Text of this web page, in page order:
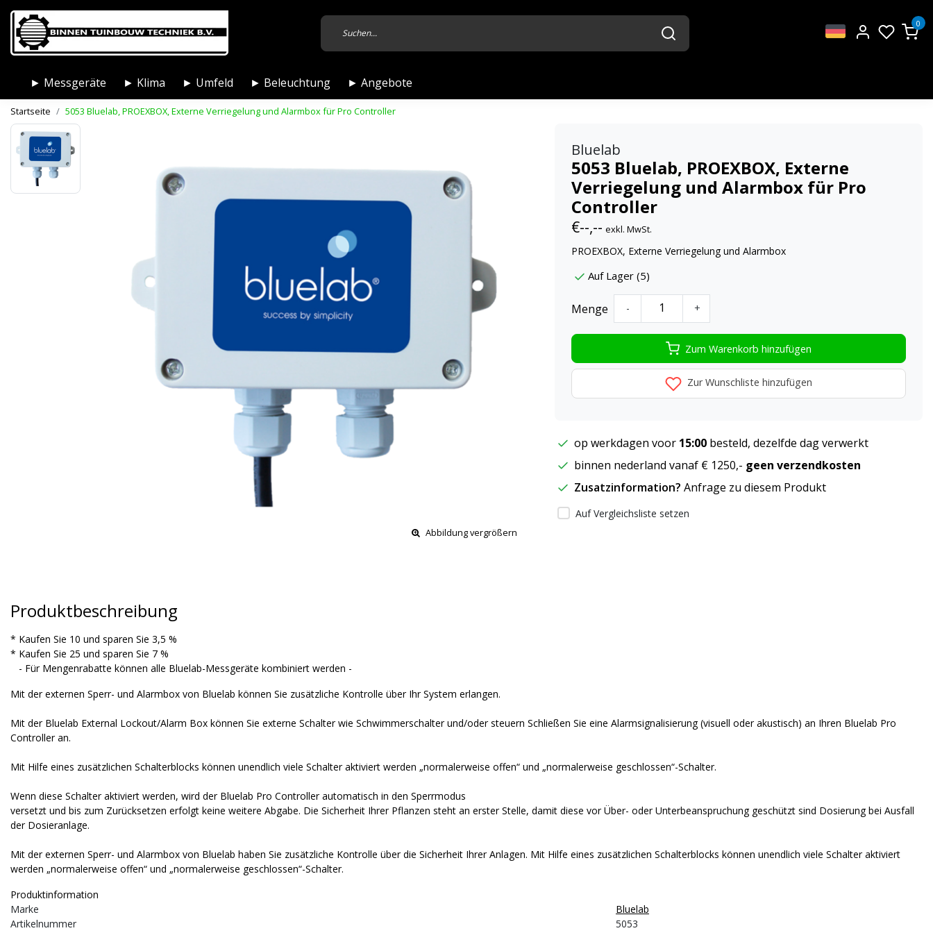
0
► Messgeräte ► Klima ► Umfeld ► Beleuchtung ► Angebote
Startseite 5053 Bluelab, PROEXBOX, Externe Verriegelung und Alarmbox für Pro Controller
Abbildung vergrößern
Bluelab
5053 Bluelab, PROEXBOX, Externe
Verriegelung und Alarmbox für Pro
Controller
€--,-- exkl. MwSt.
PROEXBOX, Externe Verriegelung und Alarmbox
Auf Lager (5)
Menge - +
Zum Warenkorb hinzufügen
Zur Wunschliste hinzufügen
op werkdagen voor 15:00 besteld, dezelfde dag verwerkt
binnen nederland vanaf € 1250,- geen verzendkosten
Zusatzinformation? Anfrage zu diesem Produkt
Auf Vergleichsliste setzen
Produktbeschreibung
* Kaufen Sie 10 und sparen Sie 3,5 %
* Kaufen Sie 25 und sparen Sie 7 %
- Für Mengenrabatte können alle Bluelab-Messgeräte kombiniert werden -
Mit der externen Sperr- und Alarmbox von Bluelab können Sie zusätzliche Kontrolle über Ihr System erlangen.
Mit der Bluelab External Lockout/Alarm Box können Sie externe Schalter wie Schwimmerschalter und/oder steuern Schließen Sie eine Alarmsignalisierung (visuell oder akustisch) an Ihren Bluelab Pro
Controller an.
Mit Hilfe eines zusätzlichen Schalterblocks können unendlich viele Schalter aktiviert werden „normalerweise offen“ und „normalerweise geschlossen“-Schalter.
Wenn diese Schalter aktiviert werden, wird der Bluelab Pro Controller automatisch in den Sperrmodus
versetzt und bis zum Zurücksetzen erfolgt keine weitere Abgabe. Die Sicherheit Ihrer Pflanzen steht an erster Stelle, damit diese vor Über- oder Unterbeanspruchung geschützt sind Dosierung bei Ausfall
der Dosieranlage.
Mit der externen Sperr- und Alarmbox von Bluelab haben Sie zusätzliche Kontrolle über die Sicherheit Ihrer Anlagen. Mit Hilfe eines zusätzlichen Schalterblocks können unendlich viele Schalter aktiviert
werden „normalerweise offen“ und „normalerweise geschlossen“-Schalter.
Produktinformation
Marke
Bluelab
Artikelnummer
5053